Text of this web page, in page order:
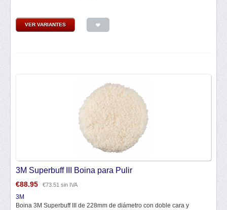
VER VARIANTES
3M Superbuff III Boina para Pulir
€88.95 €73.51 sin IVA
3M
Boina 3M Superbuff III de 228mm de diámetro con doble cara y